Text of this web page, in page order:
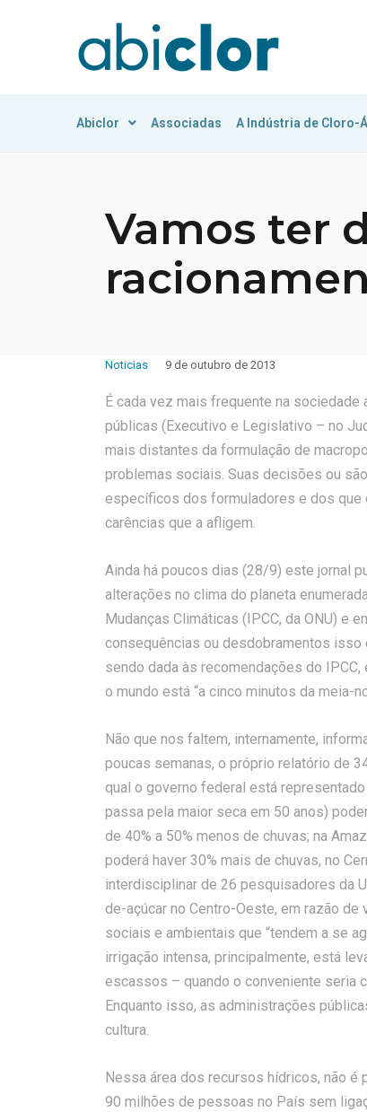
Abiclor Associadas A Indústria de Cloro-
Vamos ter
Noticias 9 de outubro de 2013
É cada vez mais frequente na
públicas (Executivo e Legislativo – no
mais distantes da formulação de
problemas sociais. Suas decisões ou
específicos dos formuladores e dos que
carências que a afligem.
Ainda há poucos dias (28/9) este jornal
alterações no clima do planeta
Mudanças Climáticas (IPCC, da ONU) e
consequências ou desdobramentos
sendo dada às recomendações do
o mundo está “a cinco minutos da meia-
Não que nos faltem, internamente,
poucas semanas, o próprio relatório de
qual o governo federal está
passa pela maior seca em 50 anos)
de 40% a 50% menos de chuvas; na
poderá haver 30% mais de chuvas, no
interdisciplinar de 26 pesquisadores da
de-açúcar no Centro-Oeste, em razão
sociais e ambientais que “tendem a se
irrigação intensa, principalmente, está
escassos – quando o conveniente seria
Enquanto isso, as administrações
cultura.
Nessa área dos recursos hídricos, não é
90 milhões de pessoas no País sem